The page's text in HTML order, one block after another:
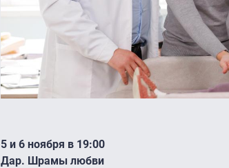
5 и 6 ноября в 19:00
Дар. Шрамы любви